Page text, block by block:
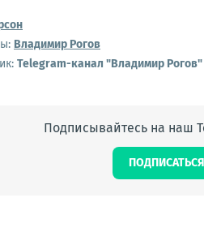
Владимир Рогов
Telegram-канал "Владимир Рогов"
Подписывайтесь на наш
ПОДПИСАТЬСЯ